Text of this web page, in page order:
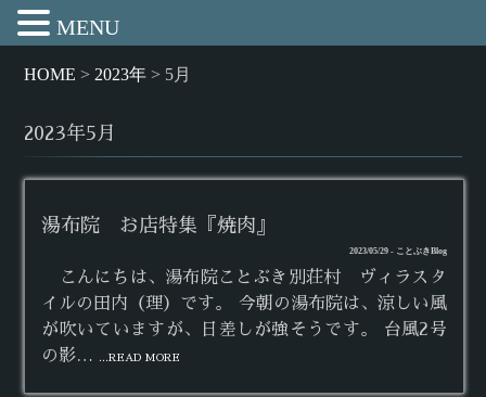
HOME > 2023年 > 5月
2023年5月
湯布院 お店特集『焼肉』
2023/05/29 - ことぶきBlog
こんにちは、湯布院ことぶき別荘村 ヴィラスタ
イルの田内（理）です。 今朝の湯布院は、涼しい風
が吹いていますが、日差しが強そうです。 台風2号
の影…
...READ MORE
MENU